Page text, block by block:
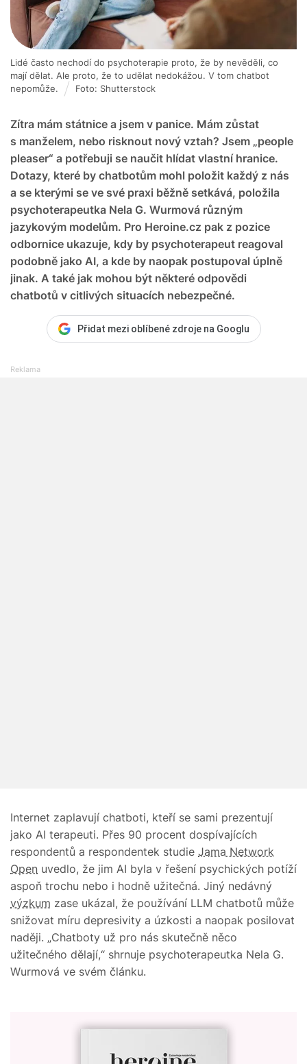
Zítra mám státnice a jsem v panice. Mám zůstat
s manželem, nebo risknout nový vztah? Jsem „people
pleaser“ a potřebuji se naučit hlídat vlastní hranice.
Dotazy, které by chatbotům mohl položit každý z nás
a se kterými se ve své praxi běžně setkává, položila
psychoterapeutka Nela G. Wurmová různým
jazykovým modelům. Pro Heroine.cz pak z pozice
odbornice ukazuje, kdy by psychoterapeut reagoval
podobně jako AI, a kde by naopak postupoval úplně
jinak. A také jak mohou být některé odpovědi
chatbotů v citlivých situacích nebezpečné.
Lidé často nechodí do psychoterapie proto, že by nevěděli, co
mají dělat. Ale proto, že to udělat nedokážou. V tom chatbot
nepomůže.
Foto: Shutterstock
Přidat mezi oblíbené zdroje na Googlu
Internet zaplavují chatboti, kteří se sami prezentují
jako AI terapeuti. Přes 90 procent dospívajících
respondentů a respondentek studie Jama Network
Open uvedlo, že jim AI byla v řešení psychických potíží
aspoň trochu nebo i hodně užitečná. Jiný nedávný
výzkum zase ukázal, že používání LLM chatbotů může
snižovat míru depresivity a úzkosti a naopak posilovat
naději. „Chatboty už pro nás skutečně něco
užitečného dělají,“ shrnuje psychoterapeutka Nela G.
Wurmová ve svém článku.